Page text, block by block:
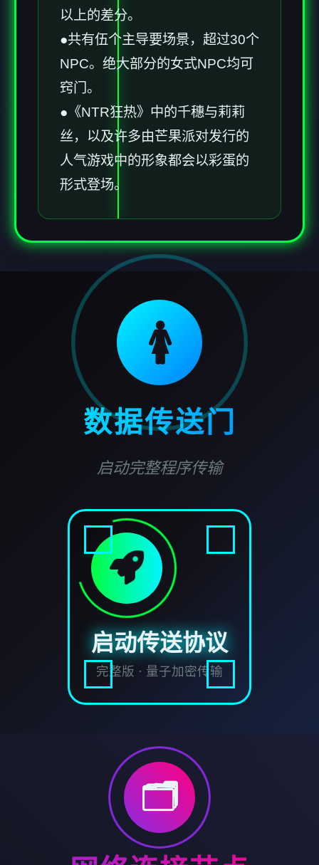
以上的差分。
●共有伍个主导要场景，超过30个
NPC。绝大部分的女式NPC均可
窍门。
●《NTR狂热》中的千穗与莉莉
丝，以及许多由芒果派对发行的
人气游戏中的形象都会以彩蛋的
形式登场。
🚺
数据传送门
启动完整程序传输
启动传送协议
完整版 · 量子加密传输
🗂️